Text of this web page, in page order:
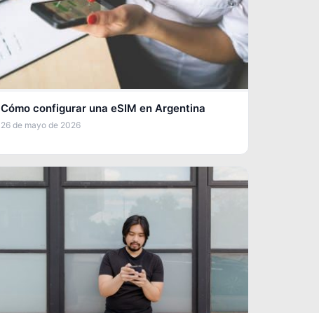
Cómo configurar una eSIM en Argentina
26 de mayo de 2026